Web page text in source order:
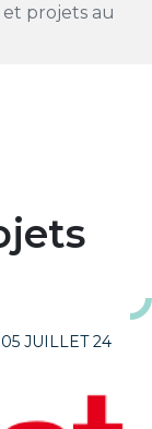
projets au
JUILLET 24